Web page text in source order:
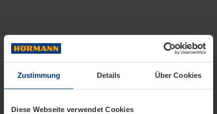
Zustimmung Details Über Cookies
Diese Webseite verwendet Cookies